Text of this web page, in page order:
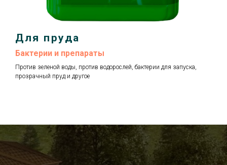
Для пруда
Бактерии и препараты
Против зеленой воды, против водорослей, бактерии для запуска,
прозрачный пруд и другое